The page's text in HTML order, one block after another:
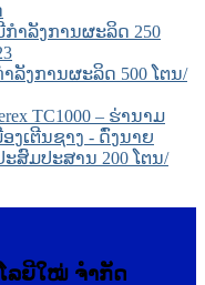
ຳລັງການຜະລິດ 250
ລັງການຜະລິດ 500 ໂຕນ/
TC1000 – ຮ່ານາມ
ງເຕີນຊາງ - ດົ່ງນາຍ
ສົມປະສານ 200 ໂຕນ/
ລຍີໃໝ່ ຈຳກັດ